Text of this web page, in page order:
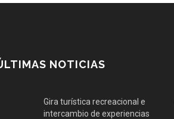
NOTICIAS
Gira turística recreacional e
intercambio de experiencias